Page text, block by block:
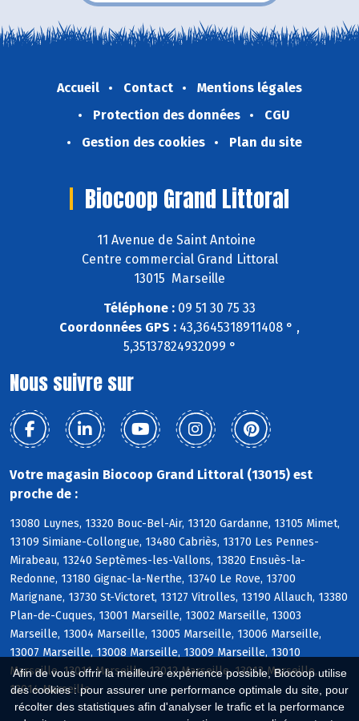
Afin de vous offrir la meilleure expérience possible, Biocoop utilise
des cookies : pour assurer une performance optimale du site, pour
récolter des statistiques afin d'analyser le trafic et la performance
Accueil Contact
Mentions légales
Protection des données
CGU
Gestion des cookies
Plan du site
Biocoop Grand Littoral
11 Avenue de Saint Antoine
Centre commercial Grand Littoral
13015 Marseille
Téléphone : 09 51 30 75 33
Coordonnées GPS : 43,3645318911408 ° ,
5,35137824932099 °
Nous suivre sur
Votre magasin Biocoop Grand Littoral (13015) est
proche de :
13080 Luynes, 13320 Bouc-Bel-Air, 13120 Gardanne, 13105 Mimet,
13109 Simiane-Collongue, 13480 Cabriès, 13170 Les Pennes-
Mirabeau, 13240 Septèmes-les-Vallons, 13820 Ensuès-la-
Redonne, 13180 Gignac-la-Nerthe, 13740 Le Rove, 13700
Marignane, 13730 St-Victoret, 13127 Vitrolles, 13190 Allauch, 13380
Plan-de-Cuques, 13001 Marseille, 13002 Marseille, 13003
Marseille, 13004 Marseille, 13005 Marseille, 13006 Marseille,
13007 Marseille, 13008 Marseille, 13009 Marseille, 13010
Marseille, 13011 Marseille, 13012 Marseille, 13013 Marseille,
13014 Marseille